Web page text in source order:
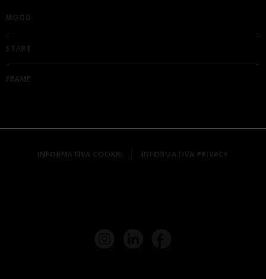
MOOD
START
FRAME
INFORMATIVA COOKIE | INFORMATIVA PRIVACY